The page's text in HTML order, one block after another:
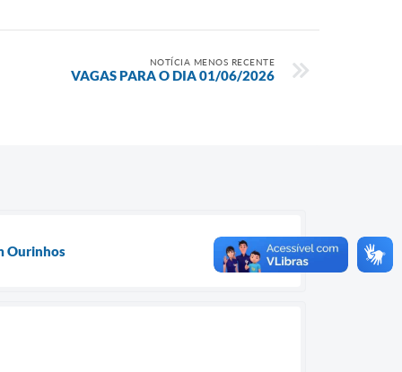
NOTÍCIA MENOS RECENTE
VAGAS PARA O DIA 01/06/2026
Ourinhos